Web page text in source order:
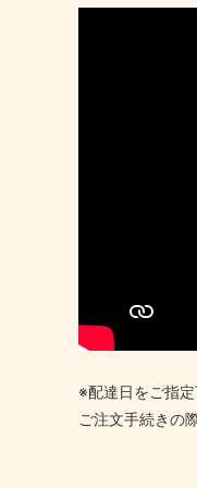
※配達日をご指
ご注文手続きの